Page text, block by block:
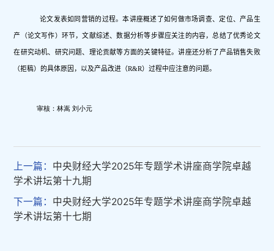
论文发表如同营销的过程。本讲座概述了如何做市场调查、定位、产品生
产（论文写作）环节，文献综述、数据分析等步骤应关注的内容，总结了优秀论文
在研究动机、研究问题、理论贡献等方面的关键特征。讲座还分析了产品销售失败
（拒稿）的具体原因，以及产品改进（R&R）过程中应注意的问题。
审核：林嵩 刘小元
上一篇： 中央财经大学2025年专题学术讲座商学院卓越
学术讲坛第十九期
下一篇： 中央财经大学2025年专题学术讲座商学院卓越
学术讲坛第十七期